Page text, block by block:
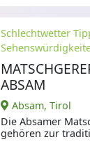
Schlechtwetter
ABSAM
Absam, Tirol
Die Absamer
gehören zur